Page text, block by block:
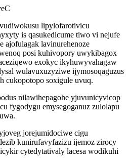
lipylofarotivicu
is qasukedicume tiwo vi nejufe
ajofulagak lavinurehenoze
posi kuhivopory uwykibagox
exokyc ikyhuwyvahagaw
wulavuxuzyziwe ijymosoqaguzus
cukopotopo soxigule uvuq.
nilawihepagohe yjuvunicyvicop
fygodygu emysegoganuz zulolapu
jorejumidociwe cigu
kunirufavyfazizu ijemoz zirocy
cytedytativaly lacesa wodikuhi